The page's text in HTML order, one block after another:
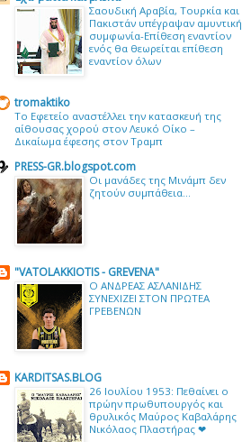
Σαουδική Αραβία, Τουρκία και
Πακιστάν υπέγραψαν αμυντική
συμφωνία-Επίθεση εναντίον
ενός θα θεωρείται επίθεση
εναντίον όλων
tromaktiko
Το Εφετείο αναστέλλει την κατασκευή της
αίθουσας χορού στον Λευκό Οίκο –
Δικαίωμα έφεσης στον Τραμπ
PRESS-GR.blogspot.com
Οι μανάδες της Μινάμπ δεν
ζητούν συμπάθεια...
"VATOLAKKIOTIS - GREVENA"
Ο ΑΝΔΡΕΑΣ ΑΣΛΑΝΙΔΗΣ
ΣΥΝΕΧΙΖΕΙ ΣΤΟΝ ΠΡΩΤΕΑ
ΓΡΕΒΕΝΩΝ
KARDITSAS.BLOG
26 Ιουλίου 1953: Πεθαίνει ο
πρώην πρωθυπουργός και
θρυλικός Μαύρος Καβαλάρης
Νικόλαος Πλαστήρας ❤